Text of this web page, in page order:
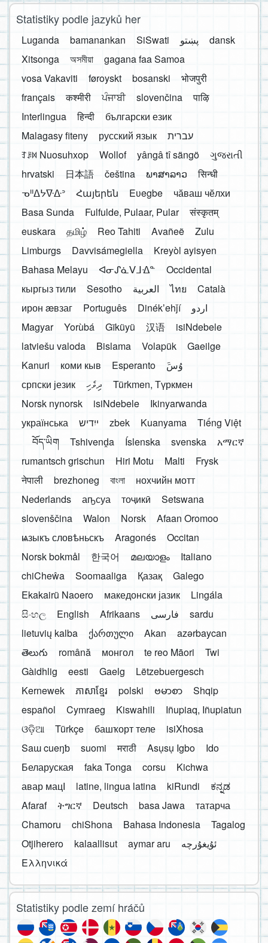
Statistiky podle jazyků her
Luganda bamanankan SiSwati پښتو
dansk
Xitsonga
অসমীয়া
gagana faa Samoa
vosa Vakaviti
føroyskt bosanski
भोजपुरी
français
कश्मीरी ਪੰਜਾਬੀ slovenčina
पाऴि
Interlingua
हिन्दी
български език
Malagasy fiteny
русский язык
עברית
ꆈꌠ꒿ Nuosuhxop
Wollof yângâ tî sängö
ગુજરાતી
hrvatski
日本語 čeština ພາສາລາວ
सिन्धी
ᓀᐦᐃᔭᐍᐏᐣ
Հայերեն Eʋegbe
чӑваш чӗлхи
Basa Sunda
Fulfulde, Pulaar, Pular
संस्कृतम्
euskara
தமிழ் Reo Tahiti Avañeẽ
Zulu
Limburgs
Davvisámegiella
Kreyòl ayisyen
Bahasa Melayu
ᐊᓂᔑᓈᐯᒧᐎᓐ
Occidental
кыргыз тили
Sesotho العربية ไทย
Català
ирон æвзаг
Português Dinékʼehǰí
اردو
Magyar
Yorùbá Gĩkũyũ 汉语
isiNdebele
latviešu valoda
Bislama Volapük
Gaeilge
Kanuri
коми кыв Esperanto
َوُسَ
српски језик
ދިވެހި
Türkmen, Түркмен
Norsk nynorsk
isiNdebele
Ikinyarwanda
українська
ייִדיש zbek Kuanyama
Tiếng Việt
བོད་ཡིག
Tshivenḓa Íslenska svenska
አማርኛ
rumantsch grischun
Hiri Motu Malti
Frysk
नेपाली
brezhoneg বাংলা
нохчийн мотт
Nederlands
аҧсуа тоҷикӣ
Setswana
slovenščina
Walon Norsk
Afaan Oromoo
ѩзыкъ словѣньскъ
Aragonés
Occitan
Norsk bokmål
한국어 മലയാളം
Italiano
chiCheŵa
Soomaaliga Қазақ
Galego
Ekakairũ Naoero
македонски јазик
Lingála
සිංහල
English Afrikaans فارسی
sardu
lietuvių kalba
ქართული Akan
azərbaycan
తెలుగు
română монгол te reo Māori
Twi
Gàidhlig
eesti Gaelg
Lëtzebuergesch
Kernewek
ភាសាខ្មែរ polski ဗမာစာ
Shqip
español
Cymraeg Kiswahili
Iñupiaq, Iñupiatun
ଓଡ଼ିଆ
Türkçe башҡорт теле
isiXhosa
Saɯ cueŋƅ
suomi मराठी Asụsụ Igbo
Ido
Беларуская
faka Tonga corsu
Kichwa
авар мацӀ
latine, lingua latina kiRundi
ಕನ್ನಡ
Afaraf
ትግርኛ Deutsch basa Jawa
татарча
Chamoru
chiShona Bahasa Indonesia
Tagalog
Otjiherero
kalaallisut aymar aru
Ελληνικά
Statistiky podle zemí hráčů